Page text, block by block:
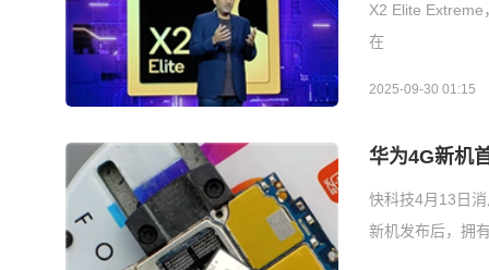
X2 Elite
在
2025-09-30 01:15
华为4G新机
快科技4月13日
新机发布后，拥